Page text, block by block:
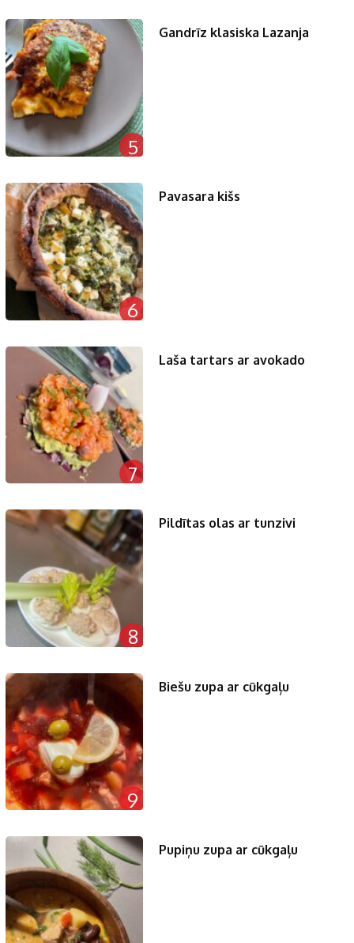
5
Gandrīz klasiska Lazanja
6
Pavasara kišs
7
Laša tartars ar avokado
8
Pildītas olas ar tunzivi
9
Biešu zupa ar cūkgaļu
Pupiņu zupa ar cūkgaļu